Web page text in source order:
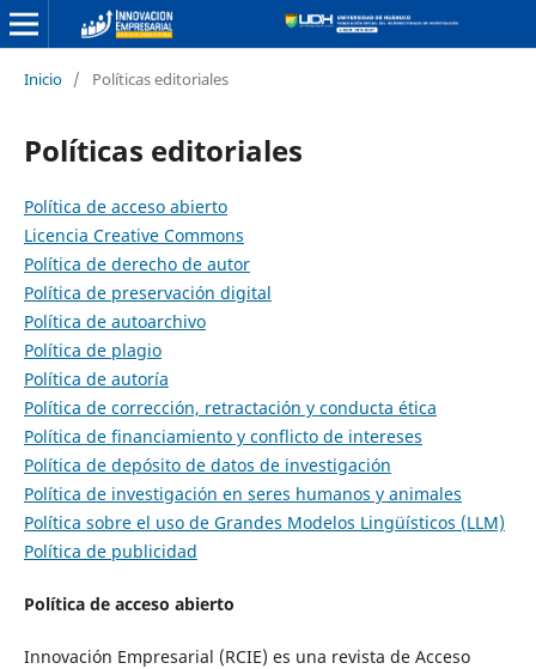
Inicio / Políticas editoriales
Políticas editoriales
Política de acceso abierto
Licencia Creative Commons
Política de derecho de autor
Política de preservación digital
Política de autoarchivo
Política de plagio
Política de autoría
Política de corrección, retractación y conducta ética
Política de financiamiento y conflicto de intereses
Política de depósito de datos de investigación
Política de investigación en seres humanos y animales
Política sobre el uso de Grandes Modelos Lingüísticos (LLM)
Política de publicidad
Política de acceso abierto
Innovación Empresarial (RCIE) es una revista de Acceso